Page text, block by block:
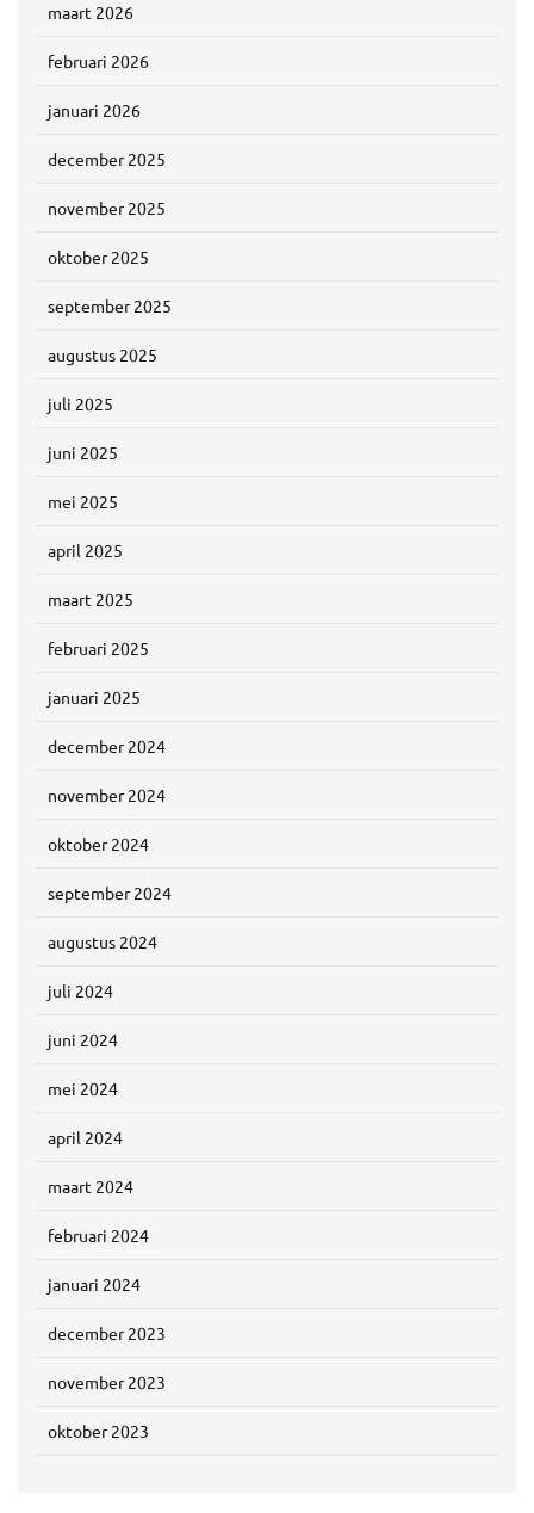
maart 2026
februari 2026
januari 2026
december 2025
november 2025
oktober 2025
september 2025
augustus 2025
juli 2025
juni 2025
mei 2025
april 2025
maart 2025
februari 2025
januari 2025
december 2024
november 2024
oktober 2024
september 2024
augustus 2024
juli 2024
juni 2024
mei 2024
april 2024
maart 2024
februari 2024
januari 2024
december 2023
november 2023
oktober 2023